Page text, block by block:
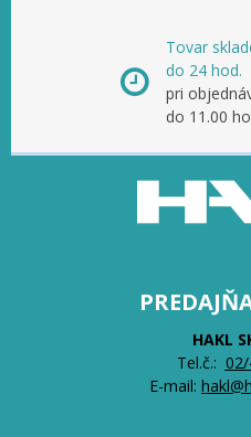
Tovar
do 24 hod.
pri
do 11.00
HAKL
Tel.č.: 0
E-mail: